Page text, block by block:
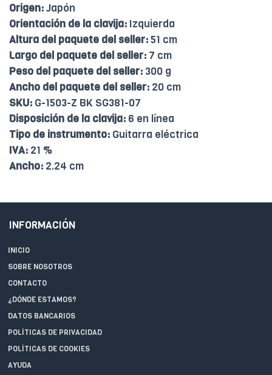
Origen:Japón
Orientación de la clavija: Izquierda
Altura del paquete del seller:51 cm
Largo del paquete del seller: 7 cm
Peso del paquete del seller: 300 g
Ancho del paquete del seller: 20 cm
SKU: G-1503-Z BK SG381-07
Disposición de la clavija: 6 en línea
Tipo de instrumento: Guitarra eléctrica
IVA: 21 %
Ancho: 2.24 cm
INFORMACIÓN
INICIO
SOBRE NOSOTROS
CONTACTO
¿DÓNDE ESTAMOS?
DATOS BANCARIOS
POLÍTICAS DE PRIVACIDAD
POLÍTICAS DE COOKIES
AYUDA